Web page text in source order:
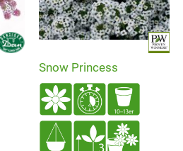
Snow Princess